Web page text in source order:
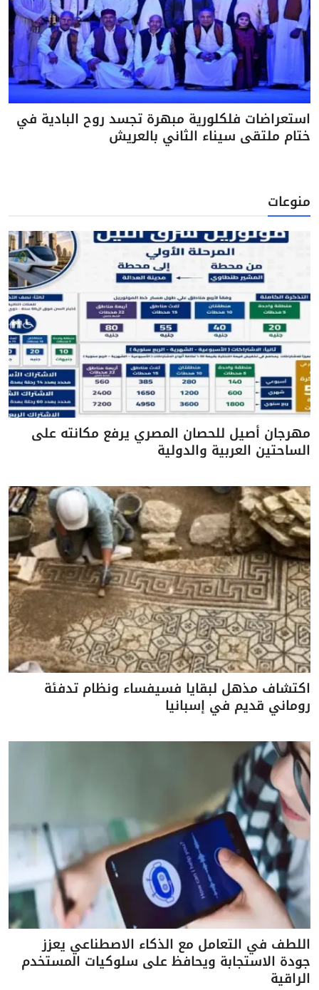
استعراضات فلكلورية مبهرة تجسد روح البادية في
ختام ملتقى سيناء الثاني بالعريش
منوعات
مهرجان أصيل للحصان المصري يرفع مكانته على
الساحتين العربية والدولية
اكتشاف مذهل لبقايا فسيفساء ونظام تدفئة
روماني قديم في إسبانيا
اللطف في التعامل مع الذكاء الاصطناعي يعزز
جودة الاستجابة ويحافظ على سلوكيات المستخدم
الراقية